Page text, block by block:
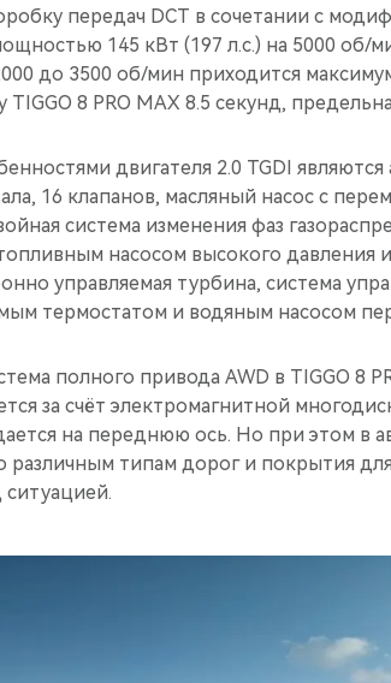
передач DCT в сочетании с
145 кВт (197 л.c.) на 5000 об/
до 3500 об/мин приходится
8 PRO MAX 8.5 секунд,
двигателя 2.0 TGDI
16 клапанов, масляный насос с
система изменения фаз
насосом высокого
управляемая турбина, система
термостатом и водяным насосом
полного привода AWD в TIGGO 8
за счёт электромагнитной
на переднюю ось. Но при этом в
типам дорог и покрытия